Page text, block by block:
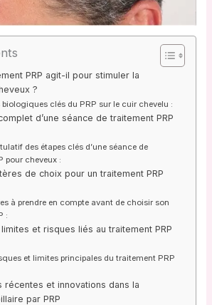
PRP agit-il pour stimuler la
?
biologiques clés du PRP sur le cuir chevelu :
d’une séance de traitement PRP
des étapes clés d’une séance de
pour cheveux :
de choix pour un traitement PRP
à prendre en compte avant de choisir son
:
et risques liés au traitement PRP
et limites principales du traitement PRP
et innovations dans la
par PRP